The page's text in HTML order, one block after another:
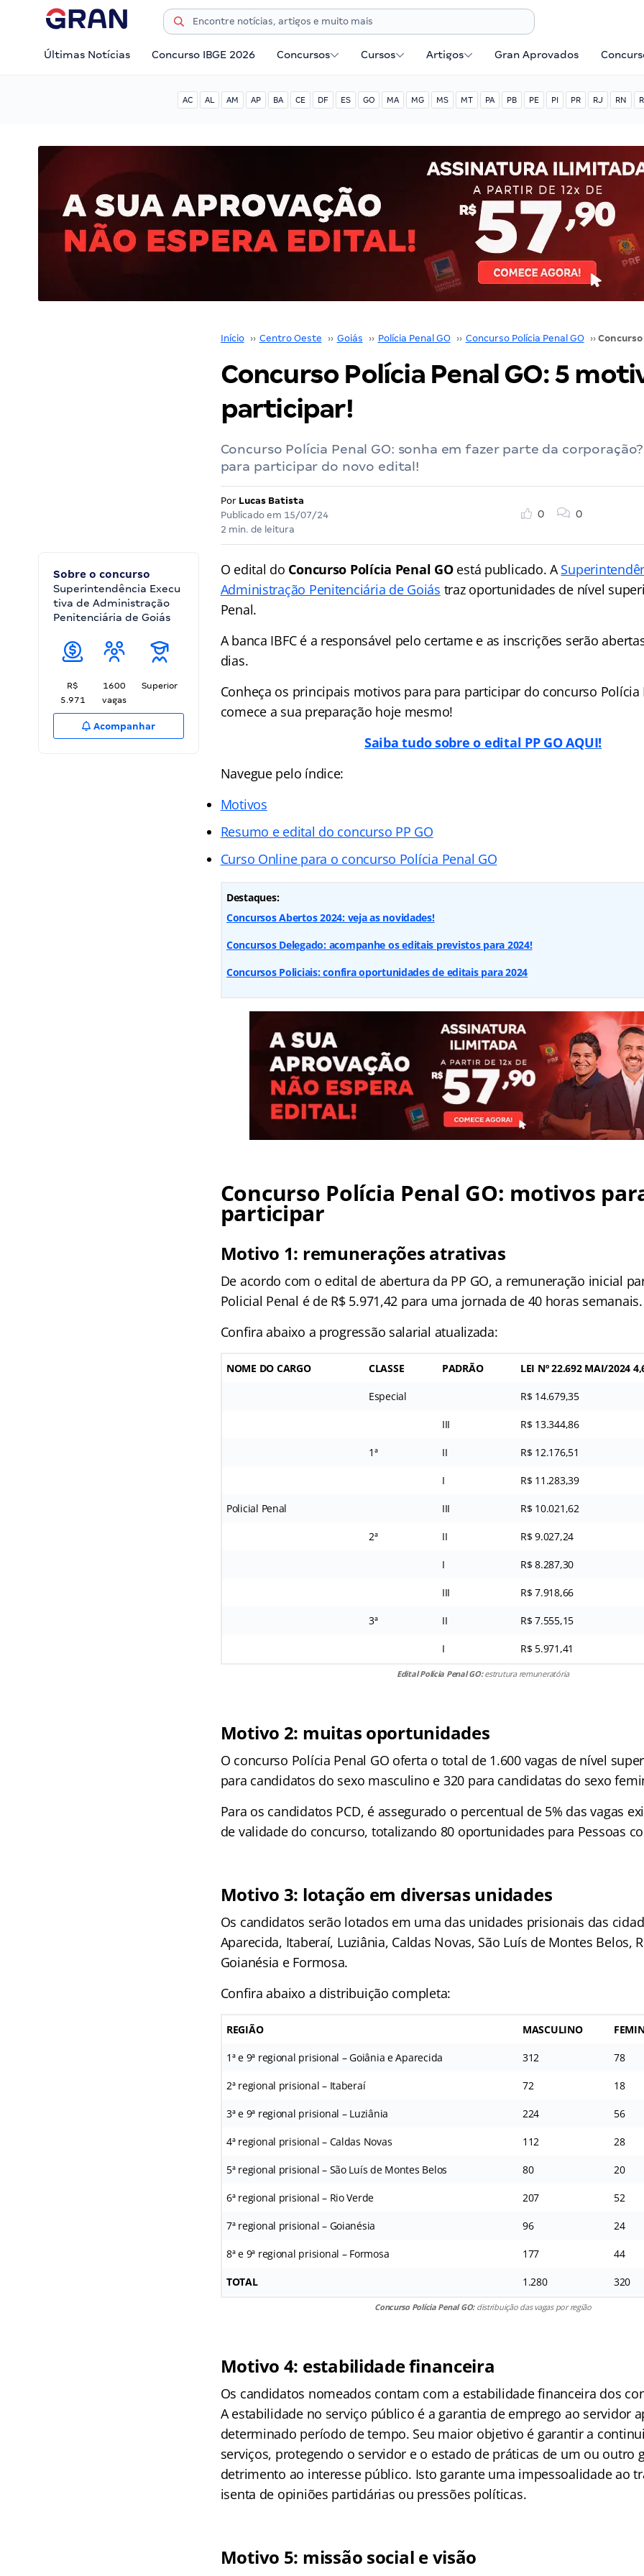
Últimas Notícias Concurso IBGE 2026 Concursos Cursos Artigos Gran Aprovados
AC AL AM AP BA CE DF ES GO MA MG MS MT PA PB PE PI PR RJ RN
Início ›› Centro Oeste ›› Goiás ›› Polícia Penal GO ›› Concurso Polícia Penal GO ››
Concurso Polícia Penal GO: 5
participar!
Concurso Polícia Penal GO: sonha em fazer parte da
para participar do novo edital!
Por Lucas Batista
Publicado em 15/07/24
2 min. de leitura
0 0
Sobre o concurso
Superintendência Execu
tiva de Administração
Penitenciária de Goiás
R$
5.971
1600
vagas
Superior
Acompanhar
O edital do Concurso Polícia Penal GOestá publicado. A
Administração Penitenciária de Goiás traz oportunidades de nível
Penal.
A banca IBFC é a responsável pelo certame e as inscrições serão
dias.
Conheça os principais motivos para para participar do concurso Polícia
comece a sua preparação hoje mesmo!
Saiba tudo sobre o edital PP GO AQUI!
Navegue pelo índice:
Motivos
Resumo e edital do concurso PP GO
Curso Online para o concurso Polícia Penal GO
Destaques:
Concursos Abertos 2024: veja as novidades!
Concursos Delegado: acompanhe os editais previstos para 2024!
Concursos Policiais: confira oportunidades de editais para 2024
Concurso Polícia Penal GO: motivos
participar
Motivo 1: remunerações atrativas
De acordo com o edital de abertura da PP GO, a remuneração inicial
Policial Penal é de R$ 5.971,42 para uma jornada de 40 horas semanais.
Confira abaixo a progressão salarial atualizada:
NOME DO CARGO CLASSE PADRÃO LEI Nº 22.692 MAI/2024
Especial R$ 14.679,35
III R$ 13.344,86
1ª II R$ 12.176,51
I R$ 11.283,39
Policial Penal III R$ 10.021,62
2ª II R$ 9.027,24
I R$ 8.287,30
III R$ 7.918,66
3ª II R$ 7.555,15
I R$ 5.971,41
Edital Polícia Penal GO:estrutura remuneratória
Motivo 2: muitas oportunidades
O concurso Polícia Penal GO oferta o total de 1.600 vagas de nível
para candidatos do sexo masculino e 320 para candidatas do sexo
Para os candidatos PCD, é assegurado o percentual de 5% das vagas
de validade do concurso, totalizando 80 oportunidades para Pessoas
Motivo 3: lotação em diversas unidades
Os candidatos serão lotados em uma das unidades prisionais das
Aparecida, Itaberaí, Luziânia, Caldas Novas, São Luís de Montes Belos,
Goianésia e Formosa.
Confira abaixo a distribuição completa:
REGIÃO MASCULINO
1ª e 9ª regional prisional – Goiânia e Aparecida 312 78
2ª regional prisional – Itaberaí 72 18
3ª e 9ª regional prisional – Luziânia 224 56
4ª regional prisional – Caldas Novas 112 28
5ª regional prisional – São Luís de Montes Belos 80 20
6ª regional prisional – Rio Verde 207 52
7ª regional prisional – Goianésia 96 24
8ª e 9ª regional prisional – Formosa 177 44
TOTAL 1.280 320
Concurso Polícia Penal GO:distribuição das vagas por região
Motivo 4: estabilidade financeira
Os candidatos nomeados contam com a estabilidade financeira dos
A estabilidade no serviço público é a garantia de emprego ao servidor
determinado período de tempo. Seu maior objetivo é garantir a
serviços, protegendo o servidor e o estado de práticas de um ou outro
detrimento ao interesse público. Isto garante uma impessoalidade ao
isenta de opiniões partidárias ou pressões políticas.
Motivo 5: missão social e visão